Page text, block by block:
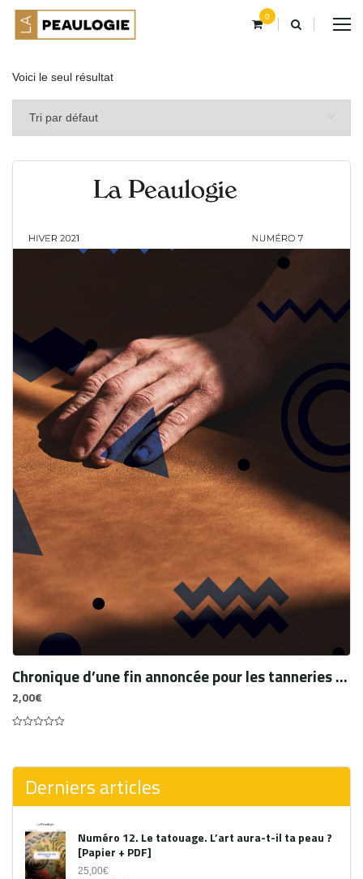
0
Voici le seul résultat
Chronique d’une fin annoncée pour les tanneries du vieux Caire. Histoires de vie et pratiques professionnelles des travailleurs de la peau
2,00€
5
Derniers articles
Numéro 12. Le tatouage. L’art aura-t-il ta peau ?
[Papier + PDF]
25,00€